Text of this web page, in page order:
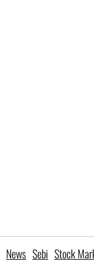
News Sebi Stock